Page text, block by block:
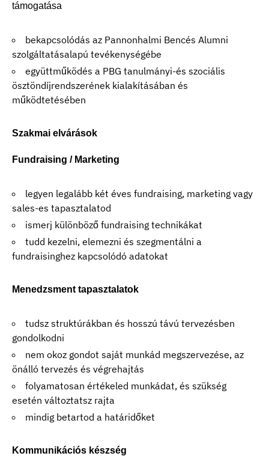
támogatása
bekapcsolódás az Pannonhalmi Bencés Alumni
szolgáltatásalapú tevékenységébe
együttműködés a PBG tanulmányi-és szociális
ösztöndíjrendszerének kialakításában és
működtetésében
Szakmai elvárások
Fundraising / Marketing
legyen legalább két éves fundraising, marketing vagy
sales-es tapasztalatod
ismerj különböző fundraising technikákat
tudd kezelni, elemezni és szegmentálni a
fundraisinghez kapcsolódó adatokat
Menedzsment tapasztalatok
tudsz struktúrákban és hosszú távú tervezésben
gondolkodni
nem okoz gondot saját munkád megszervezése, az
önálló tervezés és végrehajtás
folyamatosan értékeled munkádat, és szükség
esetén változtatsz rajta
mindig betartod a határidőket
Kommunikációs készség